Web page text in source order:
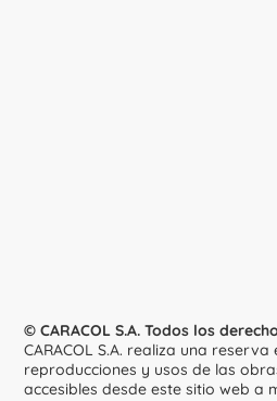
© CARACOL S.A. Todos los
CARACOL S.A. realiza una
reproducciones y usos de las
accesibles desde este sitio web a